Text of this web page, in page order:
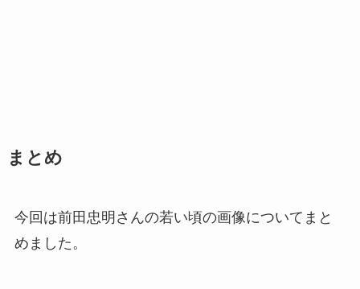
まとめ
今回は前田忠明さんの若い頃の画像についてまと
めました。